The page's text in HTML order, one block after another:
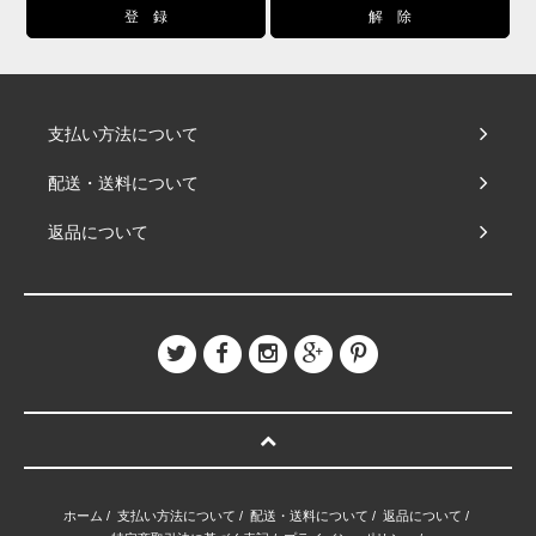
支払い方法について
配送・送料について
返品について
ホーム / 支払い方法について / 配送・送料について / 返品について /